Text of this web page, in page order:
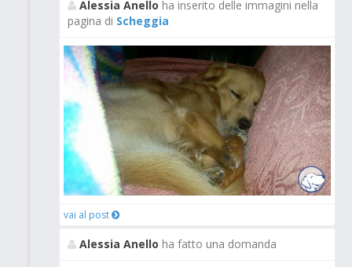
Alessia Anello ha inserito delle immagini nella
pagina di Scheggia
vai al post
Alessia Anello ha fatto una domanda